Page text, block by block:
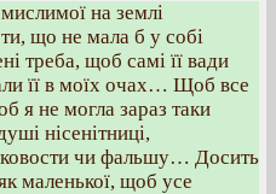
на землі
що не мала б у собі
треба, щоб самі її вади
її в моїх очах… Щоб все
я не могла зараз таки
нісенітниці,
чи фальшу… Досить
маленької, щоб усе